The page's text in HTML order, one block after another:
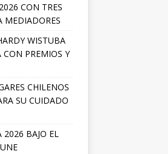
CON TRES
MEDIADORES
WISTUBA
CON PREMIOS Y
CHILENOS
SU CUIDADO
2026 BAJO EL